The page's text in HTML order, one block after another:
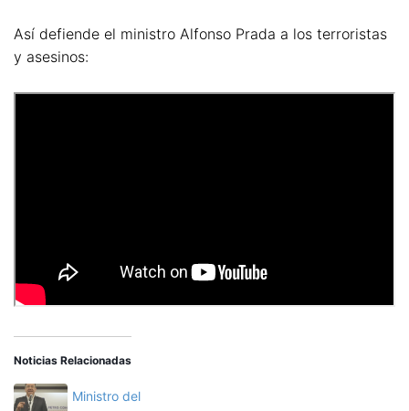
Así defiende el ministro Alfonso Prada a los terroristas
y asesinos:
Noticias Relacionadas
Ministro del